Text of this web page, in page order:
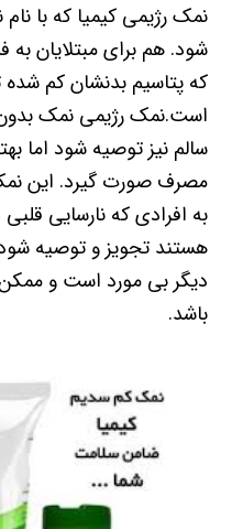
نمک رژیمی کیمیا که با
شود. هم برای مبتلایان به
که پتاسیم بدنشان کم
است.نمک رژیمی نمک
سالم نیز توصیه شود اما
مصرف صورت گیرد. این
به افرادی که نارسایی قلبی
هستند تجویز و توصیه
دیگر بی مورد است و
باشد.